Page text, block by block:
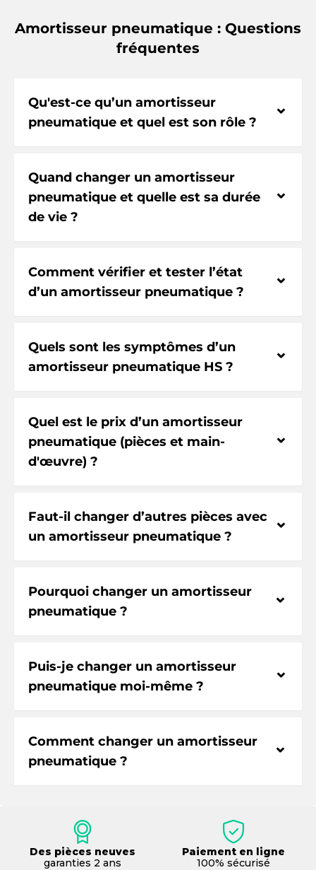
Amortisseur pneumatique : Questions
fréquentes
Qu'est-ce qu’un amortisseur
pneumatique et quel est son rôle ?
⌃
Quand changer un amortisseur
pneumatique et quelle est sa durée
de vie ?
⌃
Comment vérifier et tester l’état
d’un amortisseur pneumatique ?
⌃
Quels sont les symptômes d’un
amortisseur pneumatique HS ?
⌃
Quel est le prix d’un amortisseur
pneumatique (pièces et main-
d'œuvre) ?
⌃
Faut-il changer d’autres pièces avec
un amortisseur pneumatique ?
⌃
Pourquoi changer un amortisseur
pneumatique ?
⌃
Puis-je changer un amortisseur
pneumatique moi-même ?
⌃
Comment changer un amortisseur
pneumatique ?
⌃
Des pièces neuves
garanties 2 ans
Paiement en ligne
100% sécurisé